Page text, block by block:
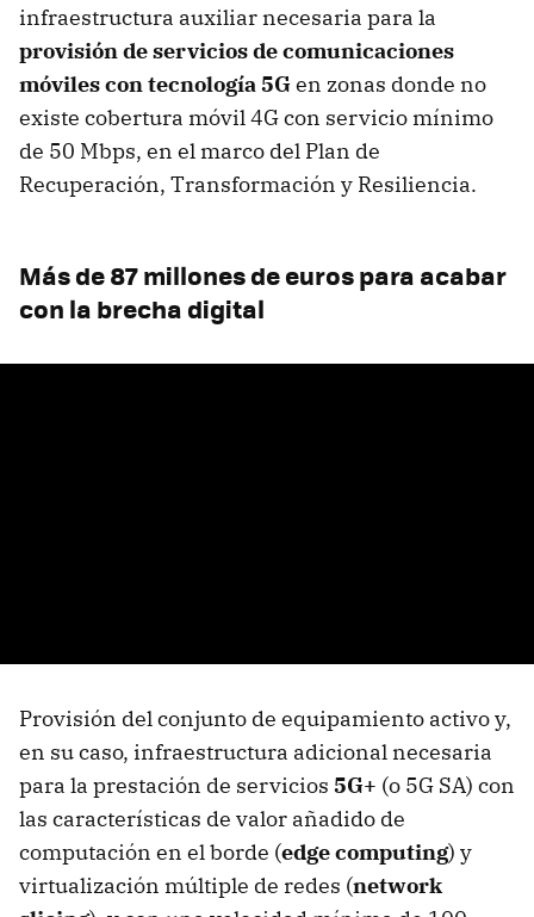
infraestructura auxiliar necesaria para la
provisión de servicios de comunicaciones
móviles con tecnología 5Gen zonas donde no
existe cobertura móvil 4G con servicio mínimo
de 50 Mbps, en el marco del Plan de
Recuperación, Transformación y Resiliencia.
Más de 87 millones de euros para acabar
con la brecha digital
Provisión del conjunto de equipamiento activo y,
en su caso, infraestructura adicional necesaria
para la prestación de servicios 5G+ (o 5G SA) con
las características de valor añadido de
computación en el borde (edge computing) y
virtualización múltiple de redes (network